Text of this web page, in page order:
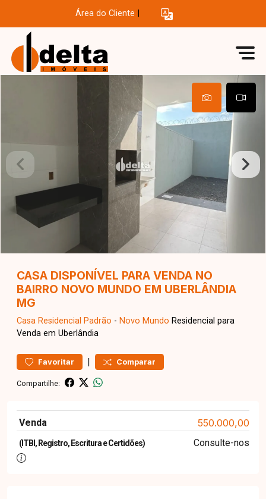
Área do Cliente
CASA DISPONÍVEL PARA VENDA NO
BAIRRO NOVO MUNDO EM UBERLÂNDIA
MG
Casa Residencial Padrão - Novo Mundo Residencial para
Venda em Uberlândia
Favoritar | Comparar
Compartilhe:
Venda 550.000,00
(ITBI, Registro, Escritura e Certidões) Consulte-nos